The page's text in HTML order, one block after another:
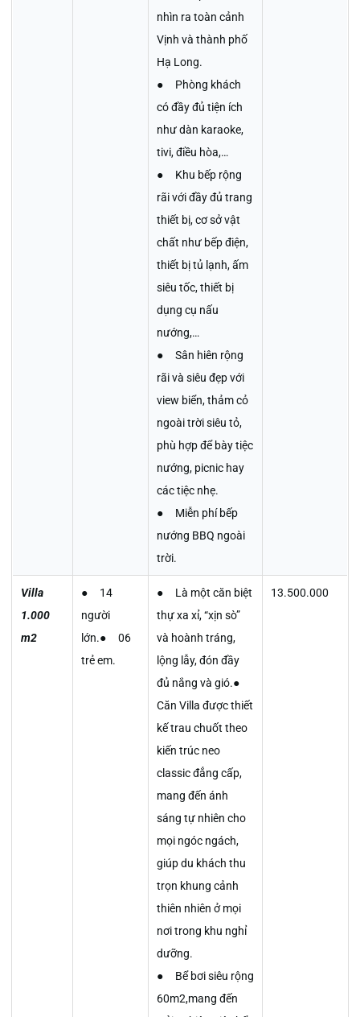
nhìn ra toàn cảnh
Vịnh và thành phố
Hạ Long.
● Phòng khách
có đầy đủ tiện ích
như dàn karaoke,
tivi, điều hòa,…
● Khu bếp rộng
rãi với đầy đủ trang
thiết bị, cơ sở vật
chất như bếp điện,
thiết bị tủ lạnh, ấm
siêu tốc, thiết bị
dụng cụ nấu
nướng,…
● Sân hiên rộng
rãi và siêu đẹp với
view biển, thảm cỏ
ngoài trời siêu tỏ,
phù hợp để bày tiệc
nướng, picnic hay
các tiệc nhẹ.
● Miễn phí bếp
nướng BBQ ngoài
trời.
Villa
1.000
m2
● 14
người
lớn.● 06
trẻ em.
● Là một căn biệt
thự xa xỉ, “xịn sò”
và hoành tráng,
lộng lẫy, đón đầy
đủ nắng và gió.●
Căn Villa được thiết
kế trau chuốt theo
kiến trúc neo
classic đẳng cấp,
mang đến ánh
sáng tự nhiên cho
mọi ngóc ngách,
giúp du khách thu
trọn khung cảnh
thiên nhiên ở mọi
nơi trong khu nghỉ
dưỡng.
● Bể bơi siêu rộng
60m2,mang đến
13.500.000